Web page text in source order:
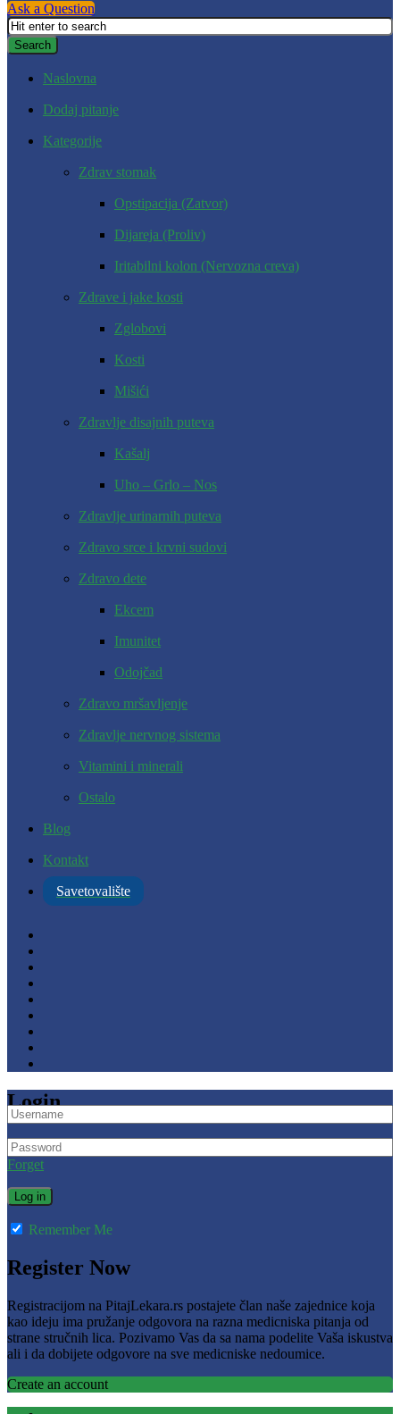
Ask a Question
Naslovna
Dodaj pitanje
Kategorije
Zdrav stomak
Opstipacija (Zatvor)
Dijareja (Proliv)
Iritabilni kolon (Nervozna creva)
Zdrave i jake kosti
Zglobovi
Kosti
Mišići
Zdravlje disajnih puteva
Kašalj
Uho – Grlo – Nos
Zdravlje urinarnih puteva
Zdravo srce i krvni sudovi
Zdravo dete
Ekcem
Imunitet
Odojčad
Zdravo mršavljenje
Zdravlje nervnog sistema
Vitamini i minerali
Ostalo
Blog
Kontakt
Savetovalište
Login
Forget
Remember Me
Register Now
Registracijom na PitajLekara.rs postajete član naše zajednice koja
kao ideju ima pružanje odgovora na razna medicniska pitanja od
strane stručnih lica. Pozivamo Vas da sa nama podelite Vaša iskustva
ali i da dobijete odgovore na sve medicniske nedoumice.
Create an account